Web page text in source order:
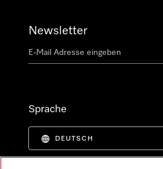
Newsletter
Sprache
DEUTSCH